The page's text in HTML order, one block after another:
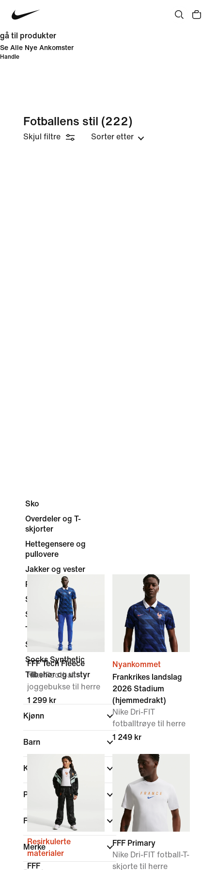
gå til produkter
Se Alle Nye Ankomster
Handle
Fotballens stil (222)
Skjul filtre Sorter etter
Sko
Overdeler og T-
skjorter
Hettegensere og
pullovere
Jakker og vester
Pants and Tights
Shorts
Sports BH-er
Tracksuits Synthetic
Skjørt og kjoler
Socks Synthetic
Tilbehør og utstyr
Kjønn
Barn
Kjøp etter pris
På salg
Farge
Merke
FFF Tech Fleece
Nike Football
joggebukse til herre
1 299 kr
Nyankommet
Frankrikes landslag
2026 Stadium
(hjemmedrakt)
Nike Dri-FIT
fotballtrøye til herre
1 249 kr
Resirkulerte
materialer
FFF
FFF Primary
Nike Dri-FIT fotball-T-
skjorte til herre